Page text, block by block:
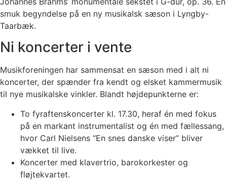
smuk begyndelse på en ny musikalsk sæson i Lyngby-
Taarbæk.
Ni koncerter i vente
Musikforeningen har sammensat en sæson med i alt ni
koncerter, der spænder fra kendt og elsket kammermusik
til nye musikalske vinkler. Blandt højdepunkterne er:
To fyraftenskoncerter kl. 17.30, heraf én med fokus
på en markant instrumentalist og én med fællessang,
hvor Carl Nielsens “En snes danske viser” bliver
vækket til live.
Koncerter med klavertrio, barokorkester og
fløjtekvartet.